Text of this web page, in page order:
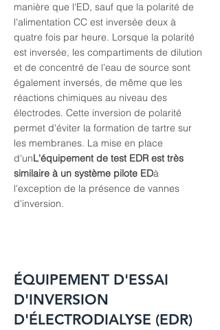
manière que l'ED, sauf que la polarité de
l'alimentation CC est inversée deux à
quatre fois par heure. Lorsque la polarité
est inversée, les compartiments de dilution
et de concentré de l'eau de source sont
également inversés, de même que les
réactions chimiques au niveau des
électrodes. Cette inversion de polarité
permet d'éviter la formation de tartre sur
les membranes. La mise en place
d'unL'équipement de test EDR est très
similaire à un système pilote EDà
l'exception de la présence de vannes
d'inversion.
ÉQUIPEMENT D'ESSAI
D'INVERSION
D'ÉLECTRODIALYSE (EDR)